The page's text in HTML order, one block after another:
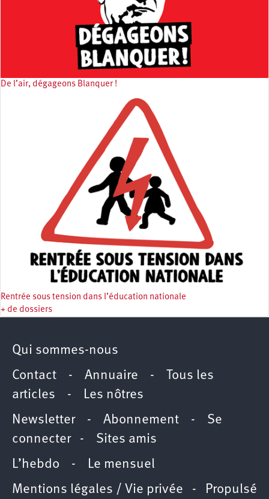
De l’air, dégageons Blanquer !
Rentrée sous tension dans l’éducation nationale
+ de dossiers
Qui sommes-nous
Contact - Annuaire -
Tous les
articles - Les nôtres
Newsletter- Abonnement - Se
connecter- Sites amis
L’hebdo - Le mensuel
Mentions légales / Vie privée - Propulsé